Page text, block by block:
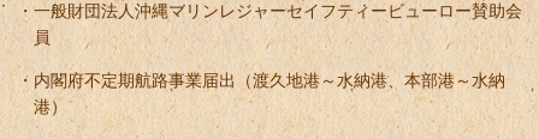
一般財団法人沖縄マリンレジャーセイフティービューロー賛助会
員
内閣府不定期航路事業届出（渡久地港～水納港、本部港～水納
港）